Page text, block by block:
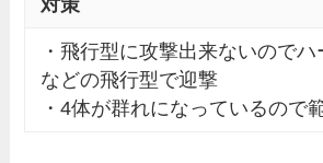
対策
・飛行型に攻撃出来ないので
などの飛行型で迎撃
・4体が群れになっているので